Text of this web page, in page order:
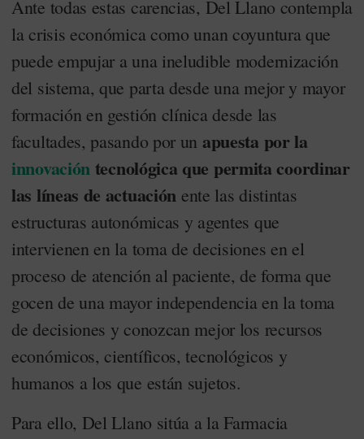
Ante todas estas carencias, Del Llano contempla
la crisis económica como unan coyuntura que
puede empujar a una ineludible modernización
del sistema, que parta desde una mejor y mayor
formación en gestión clínica desde las
facultades, pasando por un apuesta por la
innovacióntecnológica que permita coordinar
las líneas de actuación ente las distintas
estructuras autonómicas y agentes que
intervienen en la toma de decisiones en el
proceso de atención al paciente, de forma que
gocen de una mayor independencia en la toma
de decisiones y conozcan mejor los recursos
económicos, científicos, tecnológicos y
humanos a los que están sujetos.
Para ello, Del Llano sitúa a la Farmacia